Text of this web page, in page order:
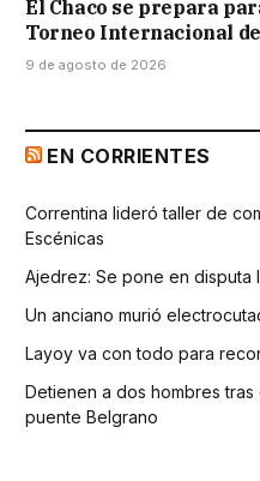
El Chaco se prepara
Torneo Internacional
9 de agosto de 2026
EN CORRIENTES
Correntina lideró taller de
Escénicas
Ajedrez: Se pone en disputa
Un anciano murió
Layoy va con todo para
Detienen a dos hombres
puente Belgrano